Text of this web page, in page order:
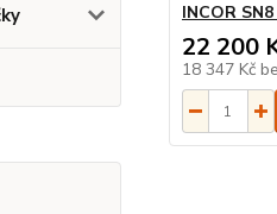
INCOR
22 200
18 347 Kč